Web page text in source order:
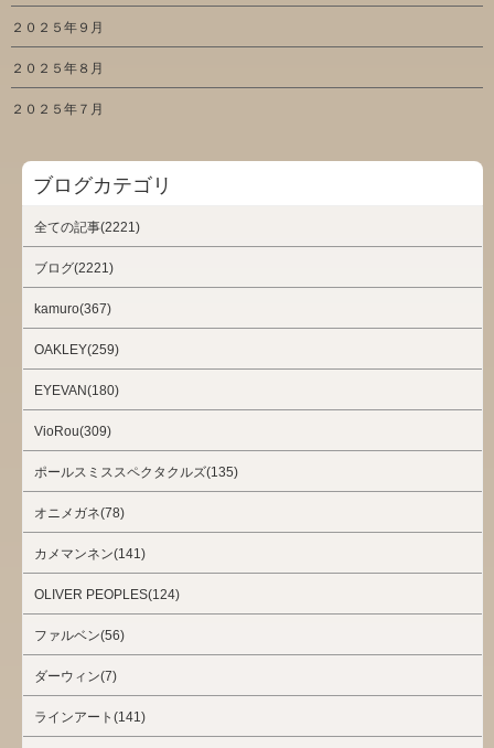
２０２５年９月
２０２５年８月
２０２５年７月
ブログカテゴリ
全ての記事(2221)
ブログ(2221)
kamuro(367)
OAKLEY(259)
EYEVAN(180)
VioRou(309)
ポールスミススペクタクルズ(135)
オニメガネ(78)
カメマンネン(141)
OLIVER PEOPLES(124)
ファルベン(56)
ダーウィン(7)
ラインアート(141)